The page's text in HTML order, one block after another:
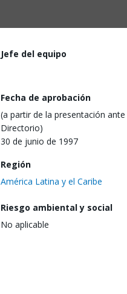
Jefe del equipo
Fecha de aprobación
(a partir de la presentación ante
Directorio)
30 de junio de 1997
Región
América Latina y el Caribe
Riesgo ambiental y social
No aplicable